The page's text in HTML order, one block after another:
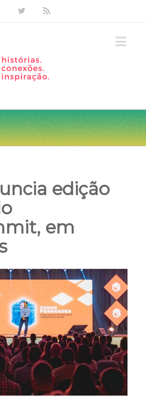
LinkedinTwitter
edição
em